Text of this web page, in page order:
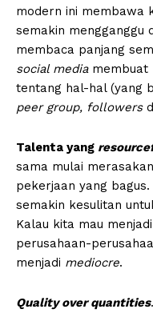
modern ini membawa
semakin mengganggu
membaca panjang
social mediamembuat
tentang hal-hal (yang
peer group, followers
Talenta yang
sama mulai
pekerjaan yang
semakin kesulitan
Kalau kita mau
perusahaan-
menjadi mediocre.
Quality over quantities